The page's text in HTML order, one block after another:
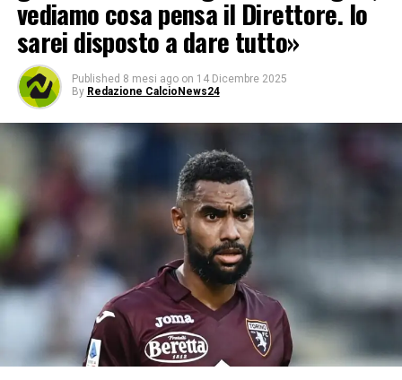
vediamo cosa pensa il Direttore. Io
sarei disposto a dare tutto»
Published 8 mesi ago on 14 Dicembre 2025
By Redazione CalcioNews24